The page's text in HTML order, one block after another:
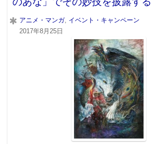
アニメ・マンガ, イベント・キャンペーン
2017年8月25日